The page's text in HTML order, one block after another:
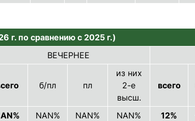
г. по сравнению с 2025 г.)
ВЕЧЕРНЕЕ
б/пл пл
из них
2-е
высш.
всего
NAN% NAN% NAN% 12%